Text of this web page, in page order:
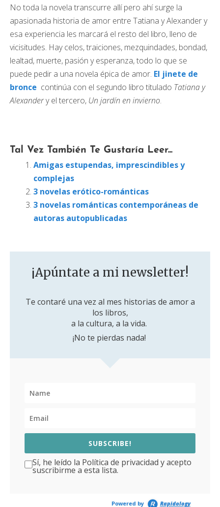
No toda la novela transcurre allí pero ahí surge la
apasionada historia de amor entre Tatiana y Alexander y
esa experiencia les marcará el resto del libro, lleno de
vicisitudes. Hay celos, traiciones, mezquindades, bondad,
lealtad, muerte, pasión y esperanza, todo lo que se
puede pedir a una novela épica de amor. El jinete de
bronce continúa con el segundo libro titulado Tatiana y
Alexandery el tercero, Un jardín en invierno.
Tal Vez También Te Gustaría Leer...
Amigas estupendas, imprescindibles y
complejas
3 novelas erótico-románticas
3 novelas románticas contemporáneas de
autoras autopublicadas
¡Apúntate a mi newsletter!
Te contaré una vez al mes historias de amor a
los libros,
a la cultura, a la vida.
¡No te pierdas nada!
SUBSCRIBE!
Sí, he leído la Política de privacidad y acepto
suscribirme a esta lista.
Powered by Rapidology